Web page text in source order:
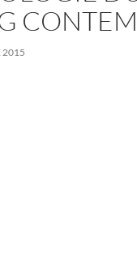
2015